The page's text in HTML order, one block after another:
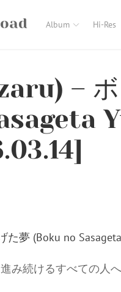
Album Hi-Res
–
み続けるすべての人